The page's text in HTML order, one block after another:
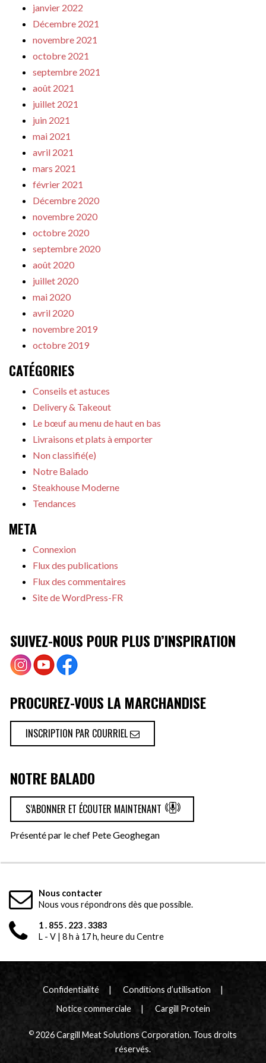
janvier 2022
Décembre 2021
novembre 2021
octobre 2021
septembre 2021
août 2021
juillet 2021
juin 2021
mai 2021
avril 2021
mars 2021
février 2021
Décembre 2020
novembre 2020
octobre 2020
septembre 2020
août 2020
juillet 2020
mai 2020
avril 2020
novembre 2019
octobre 2019
CATÉGORIES
Conseils et astuces
Delivery & Takeout
Le bœuf au menu de haut en bas
Livraisons et plats à emporter
Non classifié(e)
Notre Balado
Steakhouse Moderne
Tendances
META
Connexion
Flux des publications
Flux des commentaires
Site de WordPress-FR
SUIVEZ-NOUS POUR PLUS D’INSPIRATION
PROCUREZ-VOUS LA MARCHANDISE
INSCRIPTION PAR COURRIEL
NOTRE BALADO
S’ABONNER ET ÉCOUTER MAINTENANT
Présenté par le chef Pete Geoghegan
Nous contacter
Nous vous répondrons dès que possible.
1 . 855 . 223 . 3383
L - V | 8 h à 17 h, heure du Centre
Confidentialité
Conditions d’utilisation
Notice commerciale
Cargill Protein
© 2026 Cargill Meat Solutions Corporation. Tous droits
réservés.